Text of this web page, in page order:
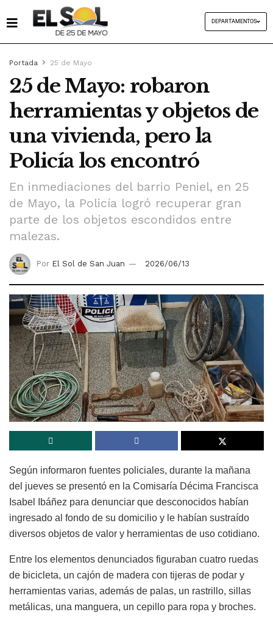
DEPARTAMENTOS
Portada 25 de Mayo
25 de Mayo: robaron
herramientas y objetos de
una vivienda, pero la
Policía los encontró
En inmediaciones del barrio Peniel, en 25
de Mayo, la Policía logró recuperar gran
parte de los objetos escondidos entre
malezas.
Por El Sol de San Juan 2026/06/13
Según informaron fuentes policiales, durante la mañana
del jueves se presentó en la Comisaría Décima Francisca
Isabel Ibáñez para denunciar que desconocidos habían
ingresado al fondo de su domicilio y le habían sustraído
diversos objetos de valor y herramientas de uso cotidiano.
Entre los elementos denunciados figuraban cuatro ruedas
de bicicleta, un cajón de madera con tijeras de podar y
herramientas varias, además de palas, un rastrillo, sillas
metálicas, una manguera, un cepillo para ropa y broches.